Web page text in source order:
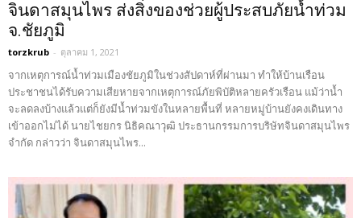
จินดาสมุนไพร ส่งสิ่งของช่วยผู้ประสบภัยน้ำท่วม
จ.ชัยภูมิ
torzkrub - ตุลาคม 1, 2021
จากเหตุการณ์น้ำท่วมเมืองชัยภูมิในช่วงสัปดาห์ที่ผ่านมา ทำให้บ้านเรือน
ประชาชนได้รับความเสียหายจากเหตุการณ์ภัยพิบัติหลายครัวเรือน แม้ว่าน้ำ
จะลดลงบ้างแล้วแต่ก็ยังมีน้ำท่วมขังในหลายพื้นที่ หลายหมู่บ้านยังคงเดินทาง
เข้าออกไม่ได้ นายไชยกร นิธิคณาวุฒิ ประธานกรรมการบริษัทจินดาสมุนไพร
จำกัด กล่าวว่า จินดาสมุนไพร...